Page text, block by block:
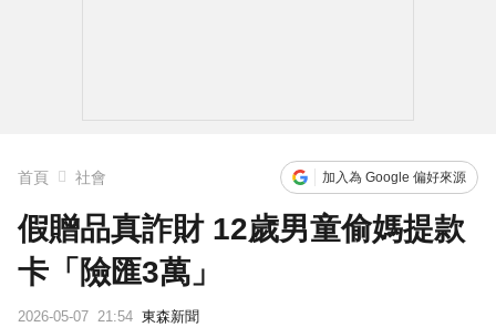
首頁 社會 加入為 Google 偏好來源
假贈品真詐財 12歲男童偷媽提款
卡「險匯3萬」
2026-05-07 21:54 東森新聞